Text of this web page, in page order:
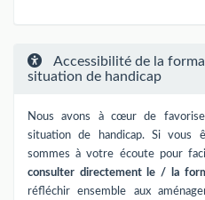
Accessibilité de la
situation de handicap
Nous avons à cœur de
situation de handicap. Si vous
sommes à votre écoute pour
consulter directement le / la
réfléchir ensemble aux